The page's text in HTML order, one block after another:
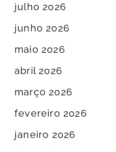
julho 2026
junho 2026
maio 2026
abril 2026
março 2026
fevereiro 2026
janeiro 2026